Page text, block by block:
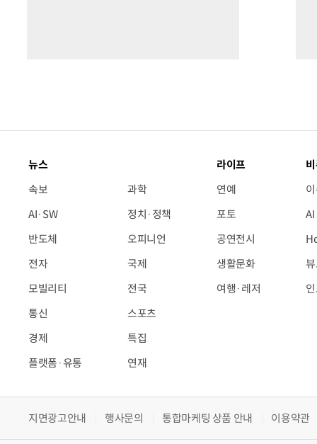
뉴스
속보
AI·SW
반도체
전자
모빌리티
통신
경제
플랫폼·유통
과학
정치·정책
오피니언
국제
전국
스포츠
특집
연재
라이프
연예
포토
공연전시
생활문화
여행·레저
지면광고안내 행사문의 통합마케팅 상품 안내 이용약관